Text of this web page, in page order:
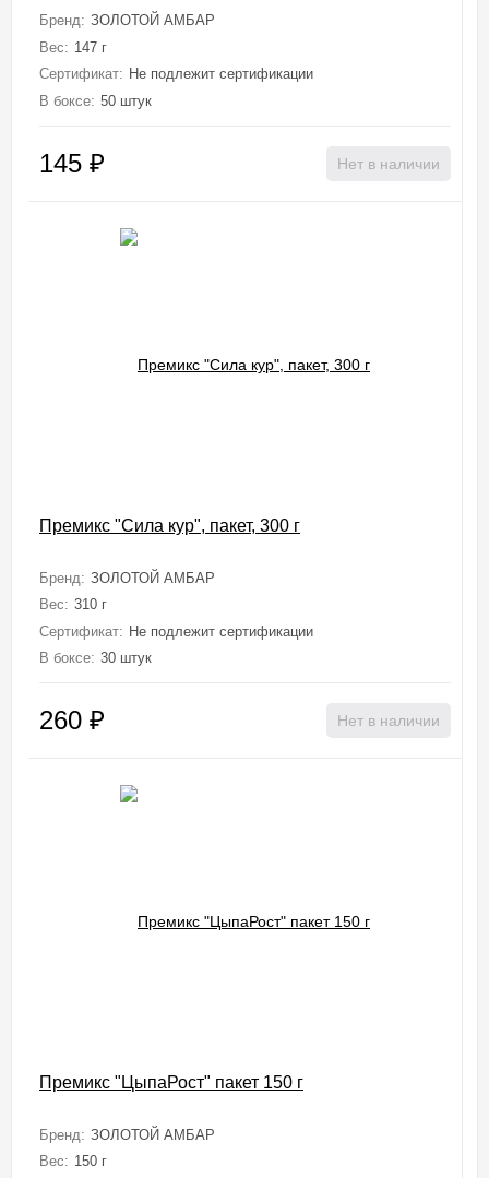
Бренд: ЗОЛОТОЙ АМБАР
Вес: 147 г
Сертификат: Не подлежит сертификации
В боксе: 50 штук
145 ₽ Нет в наличии
Премикс "Сила кур", пакет, 300 г
Бренд: ЗОЛОТОЙ АМБАР
Вес: 310 г
Сертификат: Не подлежит сертификации
В боксе: 30 штук
260 ₽ Нет в наличии
Премикс "ЦыпаРост" пакет 150 г
Бренд: ЗОЛОТОЙ АМБАР
Вес: 150 г